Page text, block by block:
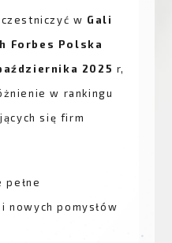
w Gali
Forbes Polska
2025 r,
w rankingu
się firm
pełne
nowych pomysłów